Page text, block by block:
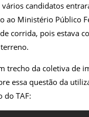
vários candidatos
ao Ministério Público
corrida, pois estava
trecho da coletiva de
essa questão da
do TAF: